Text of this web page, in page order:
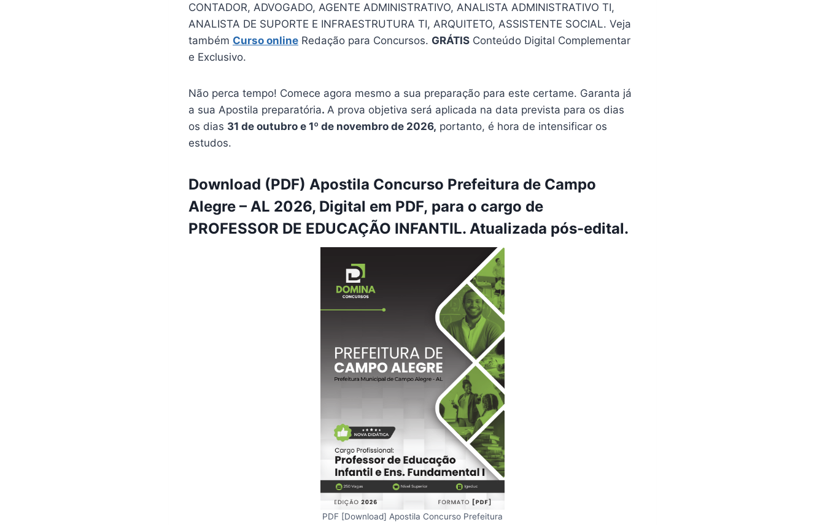
CONTADOR, ADVOGADO, AGENTE ADMINISTRATIVO, ANALISTA ADMINISTRATIVO TI,
ANALISTA DE SUPORTE E INFRAESTRUTURA TI, ARQUITETO, ASSISTENTE SOCIAL. Veja
também Curso online Redação para Concursos. GRÁTIS Conteúdo Digital Complementar
e Exclusivo.
Não perca tempo! Comece agora mesmo a sua preparação para este certame. Garanta já
a sua Apostila preparatória. A prova objetiva será aplicada na data prevista para os dias
os dias 31 de outubro e 1º de novembro de 2026, portanto, é hora de intensificar os
estudos.
Download (PDF) Apostila Concurso Prefeitura de Campo
Alegre – AL 2026, Digital em PDF, para o cargo de
PROFESSOR DE EDUCAÇÃO INFANTIL. Atualizada pós-edital.
PDF [Download] Apostila Concurso Prefeitura